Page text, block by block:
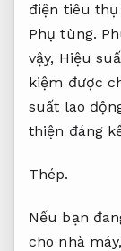
điện tiêu
Phụ tùng.
vậy, Hiệu
kiệm được
suất lao
thiện đáng
Thép.
Nếu bạn
cho nhà máy,